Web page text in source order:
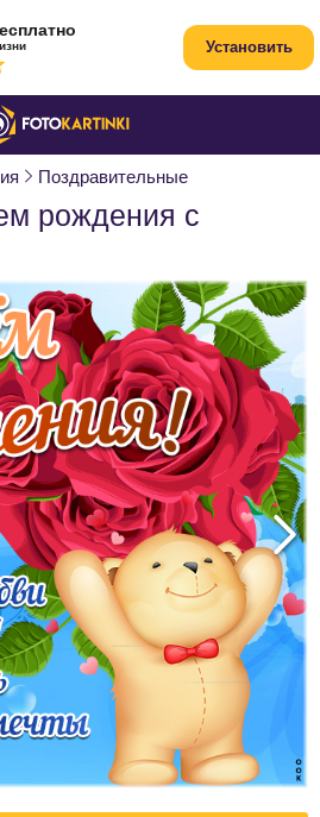
Поздравительные
рождения с
Установить